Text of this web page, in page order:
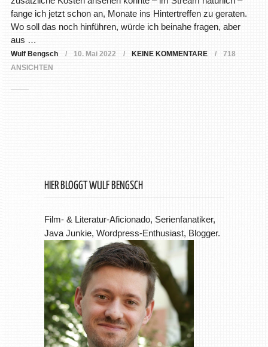
fange ich jetzt schon an, Monate ins Hintertreffen zu geraten.
Wo soll das noch hinführen, würde ich beinahe fragen, aber
aus …
Wulf Bengsch 10. Mai 2022 KEINE KOMMENTARE
718
ANSICHTEN
HIER BLOGGT WULF BENGSCH
Film- & Literatur-Aficionado, Serienfanatiker,
Java Junkie, Wordpress-Enthusiast, Blogger.